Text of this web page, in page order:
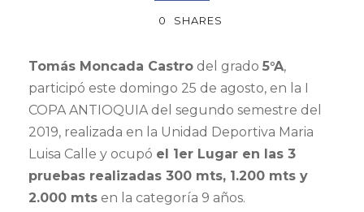
0 SHARES
Tomás Moncada Castro del grado 5°A,
participó este domingo 25 de agosto, en la I
COPA ANTIOQUIA del segundo semestre del
2019, realizada en la Unidad Deportiva Maria
Luisa Calle y ocupó el 1er Lugar en las 3
pruebas realizadas 300 mts, 1.200 mts y
2.000 mts en la categoría 9 años.